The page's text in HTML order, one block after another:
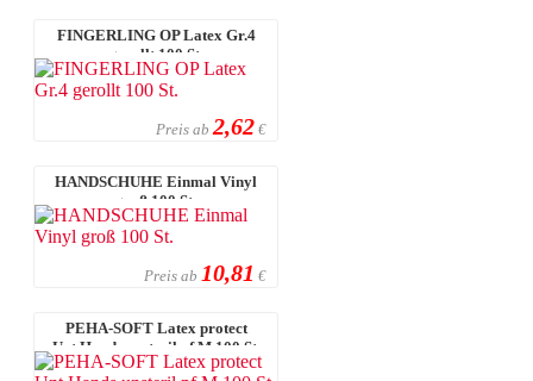
FINGERLING OP Latex Gr.4
gerollt 100 St.
Preis ab 2,62 €
HANDSCHUHE Einmal Vinyl
groß 100 St.
Preis ab 10,81 €
PEHA-SOFT Latex protect
Unt.Hands.unsteril pf M 100 St.